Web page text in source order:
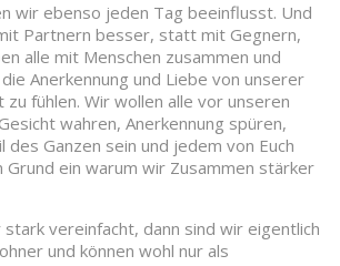
wir ebenso jeden Tag beeinflusst. Und
Partnern besser, statt mit Gegnern,
alle mit Menschen zusammen und
Anerkennung und Liebe von unserer
zu fühlen. Wir wollen alle vor unseren
wahren, Anerkennung spüren,
des Ganzen sein und jedem von Euch
Grund ein warum wir Zusammen stärker
vereinfacht, dann sind wir eigentlich
und können wohl nur als